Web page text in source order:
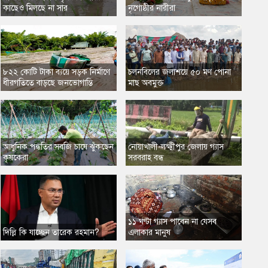
কাছেও মিলছে না সার
৮২২ কোটি টাকা ব্যয়ে সড়ক নির্মাণে
ধীরগতিতে বাড়ছে জনভোগান্তি
আধুনিক পদ্ধতির সবজি চাষে ঝুঁকছেন
কৃষকেরা
দিল্লি কি যাচ্ছেন তারেক রহমান?
নৃগোষ্ঠীর নারীরা
​চলনবিলের জলাশয়ে ৫০ মণ পোনা
মাছ অবমুক্ত
নোয়াখালী-লক্ষ্মীপুর জেলায় গ্যাস
সরবরাহ বন্ধ
১১ ঘণ্টা গ্যাস পাবেন না যেসব
এলাকার মানুষ